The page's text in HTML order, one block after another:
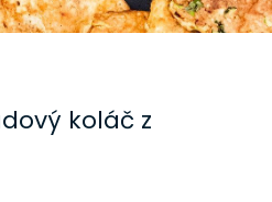
koláč z